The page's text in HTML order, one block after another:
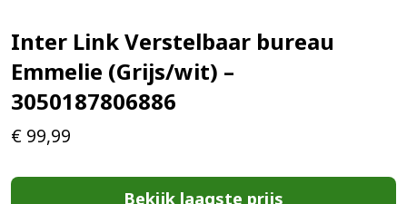
Inter Link Verstelbaar bureau
Emmelie (Grijs/wit) –
3050187806886
€ 99,99
Bekijk laagste prijs